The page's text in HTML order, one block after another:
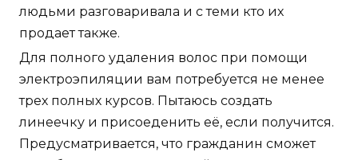
людьми разговаривала и с теми кто их
продает также.
Для полного удаления волос при помощи
электроэпиляции вам потребуется не менее
трех полных курсов. Пытаюсь создать
линеечку и присоеденить её, если получится.
Предусматривается, что гражданин сможет